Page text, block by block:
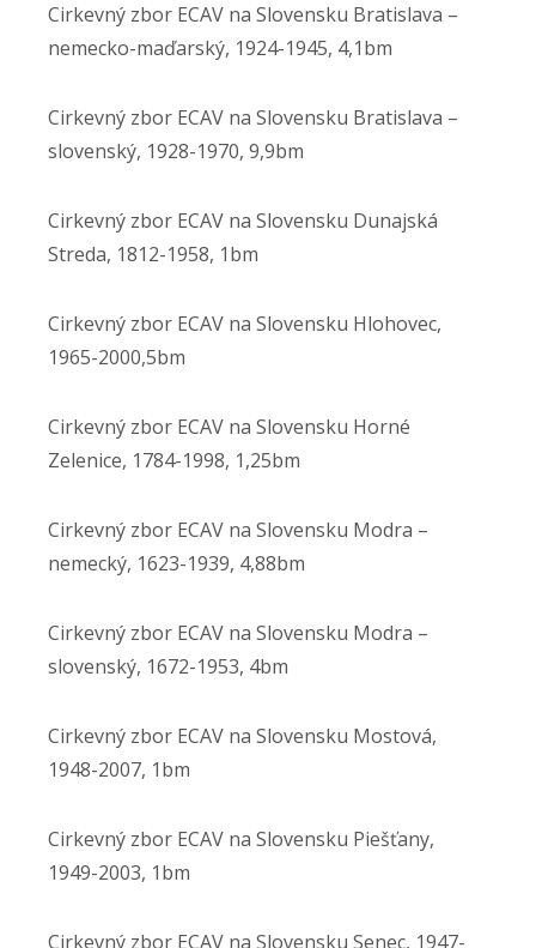
Cirkevný zbor ECAV na Slovensku Bratislava –
nemecko-maďarský, 1924-1945, 4,1bm
Cirkevný zbor ECAV na Slovensku Bratislava –
slovenský, 1928-1970, 9,9bm
Cirkevný zbor ECAV na Slovensku Dunajská
Streda, 1812-1958, 1bm
Cirkevný zbor ECAV na Slovensku Hlohovec,
1965-2000,5bm
Cirkevný zbor ECAV na Slovensku Horné
Zelenice, 1784-1998, 1,25bm
Cirkevný zbor ECAV na Slovensku Modra –
nemecký, 1623-1939, 4,88bm
Cirkevný zbor ECAV na Slovensku Modra –
slovenský, 1672-1953, 4bm
Cirkevný zbor ECAV na Slovensku Mostová,
1948-2007, 1bm
Cirkevný zbor ECAV na Slovensku Piešťany,
1949-2003, 1bm
Cirkevný zbor ECAV na Slovensku Senec, 1947-